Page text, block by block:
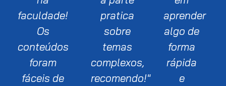
faculdade!
Os
conteúdos
foram
fáceis de
pratica
sobre
temas
complexos,
recomendo!"
aprender
algo de
forma
rápida
e